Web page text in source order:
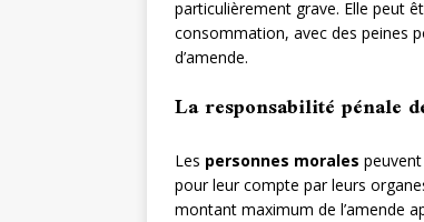
particulièrement grave. Elle peut
consommation, avec des peines
d’amende.
La responsabilité pénale
Les personnes morales
pour leur compte par leurs
montant maximum de l’amende